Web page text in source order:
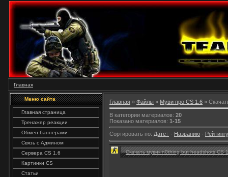
Главная
Меню сайта
Главная страница
Тренажер реакции
Обмен баннерами
Связь с Админом
Сервера CS 1.6
Картинки CS
Статьи
Главная » Файлы » Муви про CS 1.6 »
В категории материалов: 20
Показано материалов: 1-15
Сортировать по: Дате · Названию · Рейтингу
Скачать мувик n0thing but headshots CS